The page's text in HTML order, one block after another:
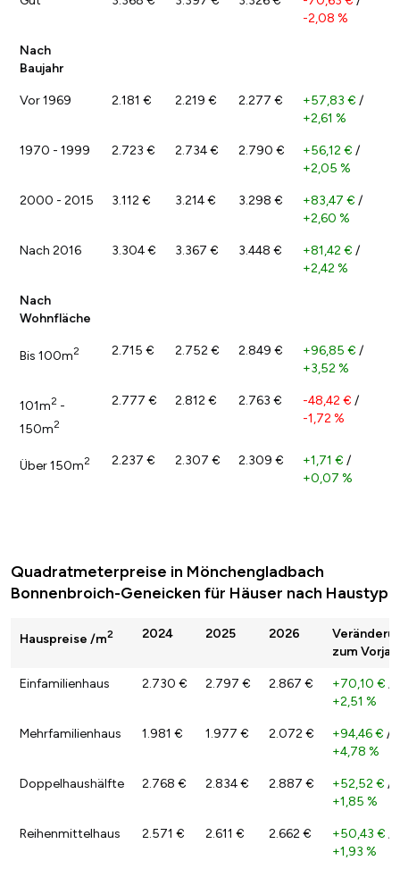
-2,08 %
Nach
Baujahr
Vor 1969 2.181 € 2.219 € 2.277 € +57,83 € /
+2,61 %
1970 - 1999 2.723 € 2.734 € 2.790 € +56,12 € /
+2,05 %
2000 - 2015 3.112 € 3.214 € 3.298 € +83,47 € /
+2,60 %
Nach 2016 3.304 € 3.367 € 3.448 € +81,42 € /
+2,42 %
Nach
Wohnfläche
Bis 100m2 2.715 € 2.752 € 2.849 € +96,85 € /
+3,52 %
101m2 -
150m2
2.777 € 2.812 € 2.763 € -48,42 € /
-1,72 %
Über 150m2 2.237 € 2.307 € 2.309 € +1,71 € /
+0,07 %
Quadratmeterpreise in Mönchengladbach
Bonnenbroich-Geneicken für Häuser nach Haustyp
Hauspreise /m2 2024 2025 2026
zum
Einfamilienhaus 2.730 € 2.797 € 2.867 € +70,10 € /
+2,51 %
Mehrfamilienhaus 1.981 € 1.977 € 2.072 € +94,46 € /
+4,78 %
Doppelhaushälfte 2.768 € 2.834 € 2.887 € +52,52 € /
+1,85 %
Reihenmittelhaus 2.571 € 2.611 € 2.662 € +50,43 € /
+1,93 %